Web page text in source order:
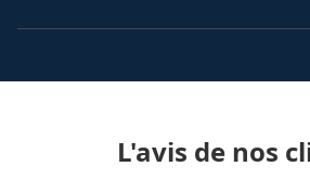
L'avis de nos